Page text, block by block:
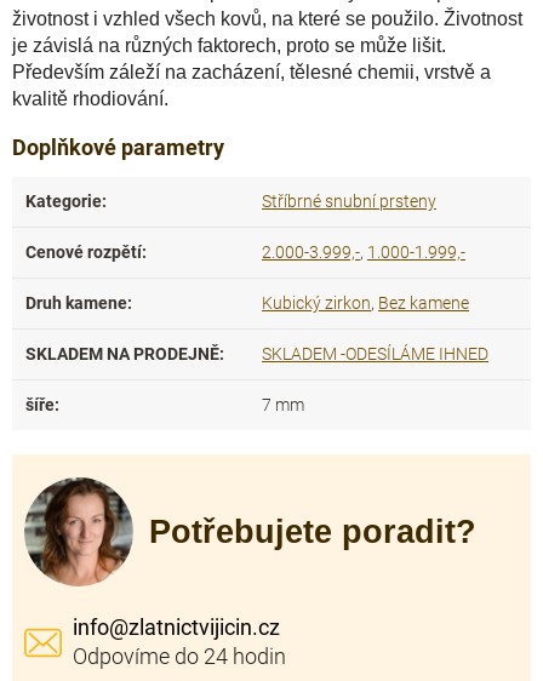
životnost i vzhled všech kovů, na které se použilo. Životnost
je závislá na různých faktorech, proto se může lišit.
Především záleží na zacházení, tělesné chemii, vrstvě a
kvalitě rhodiování.
Doplňkové parametry
Kategorie: Stříbrné snubní prsteny
Cenové rozpětí: 2.000-3.999,-, 1.000-1.999,-
Druh kamene: Kubický zirkon, Bez kamene
SKLADEM NA PRODEJNĚ: SKLADEM -ODESÍLÁME IHNED
šíře: 7 mm
Potřebujete poradit?
info@zlatnictvijicin.cz